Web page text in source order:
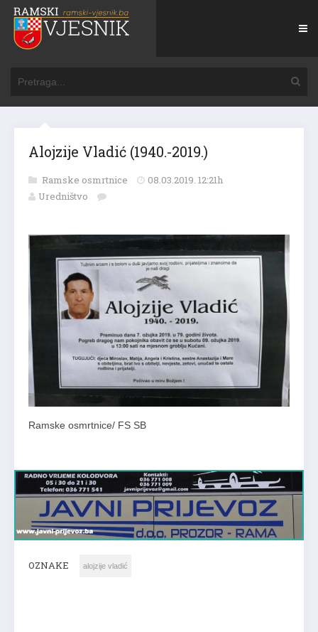
Alojzije Vladić (1940.-2019.)
Ramske osmrtnice
08.03.2019. 12:21h
Uredništvo
Ramske osmrtnice/ FS SB
OZNAKE alojzije vladić